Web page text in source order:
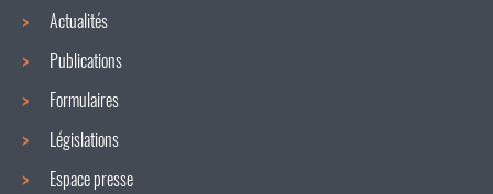
Actualités
Publications
Formulaires
Législations
Espace presse